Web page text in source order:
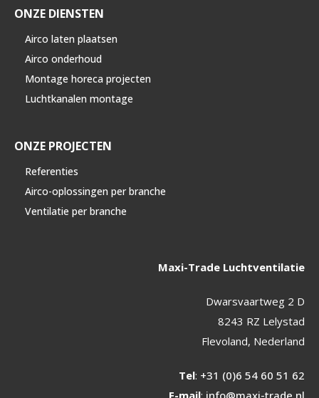
ONZE DIENSTEN
Airco laten plaatsen
Airco onderhoud
Montage horeca projecten
Luchtkanalen montage
ONZE PROJECTEN
Referenties
Airco-oplossingen per branche
Ventilatie per branche
Maxi-Trade Luchtventilatie
Dwarsvaartweg 2 D
8243 RZ Lelystad
Flevoland, Nederland
Tel: +31 (0)6 54 60 51 62
E-mail: info@maxi-trade.nl